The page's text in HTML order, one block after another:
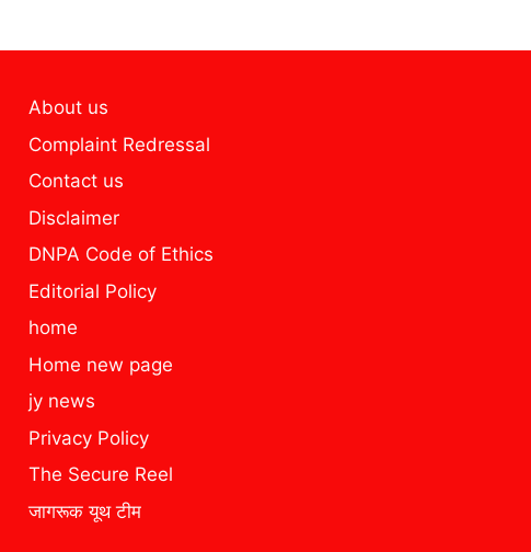
About us
Complaint Redressal
Contact us
Disclaimer
DNPA Code of Ethics
Editorial Policy
home
Home new page
jy news
Privacy Policy
The Secure Reel
जागरूक यूथ टीम